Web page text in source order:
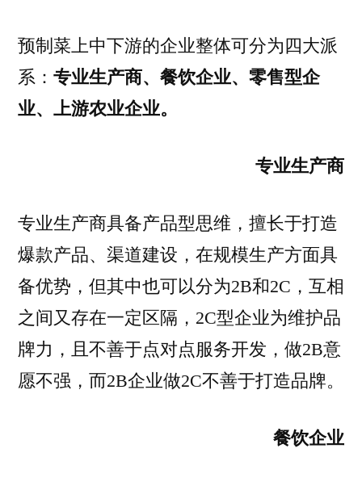
预制菜上中下游的企业整体可分为四大派
系： 专业生产商、餐饮企业、零售型企
业、上游农业企业。
专业生产商
专业生产商具备产品型思维，擅长于打造
爆款产品、渠道建设，在规模生产方面具
备优势，但其中也可以分为2B和2C，互相
之间又存在一定区隔，2C型企业为维护品
牌力，且不善于点对点服务开发，做2B意
愿不强，而2B企业做2C不善于打造品牌。
餐饮企业